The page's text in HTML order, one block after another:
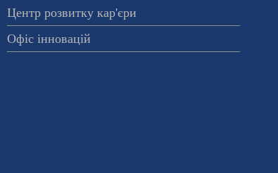
Центр розвитку кар'єри
Офіс інновацій